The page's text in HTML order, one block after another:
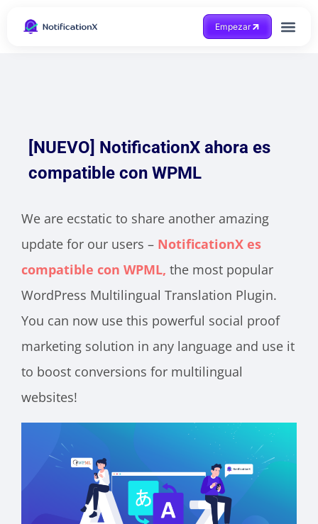
Empezar
[NUEVO] NotificationX ahora es
compatible con WPML
We are ecstatic to share another amazing
update for our users – NotificationX es
compatible con WPML, the most popular
WordPress Multilingual Translation Plugin.
You can now use this powerful social proof
marketing solution in any language and use it
to boost conversions for multilingual
websites!